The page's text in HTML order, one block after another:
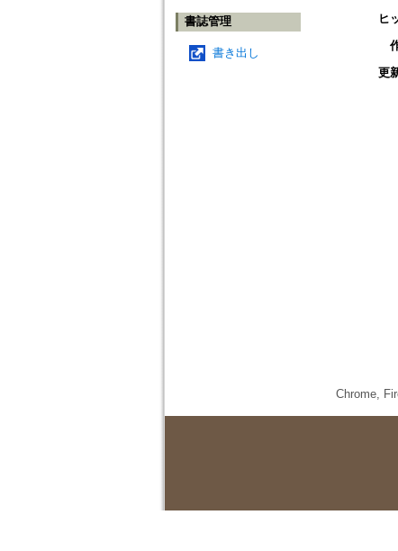
書誌管理
書き出し
ヒ
更
Chrome,